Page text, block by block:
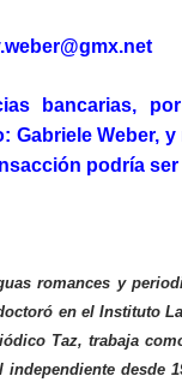
bancarias,
Gabriele Weber,
podría ser
romances y
en el Instituto
Taz, trabaja
desde